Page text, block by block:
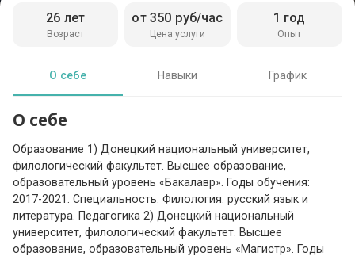
Возраст
26 лет
Цена услуги
от 350 руб/час
Опыт
1 год
О себе Навыки График
О себе
Образование 1) Донецкий национальный университет,
филологический факультет. Высшее образование,
образовательный уровень «Бакалавр». Годы обучения:
2017-2021. Специальность: Филология: русский язык и
литература. Педагогика 2) Донецкий национальный
университет, филологический факультет. Высшее
образование, образовательный уровень «Магистр». Годы